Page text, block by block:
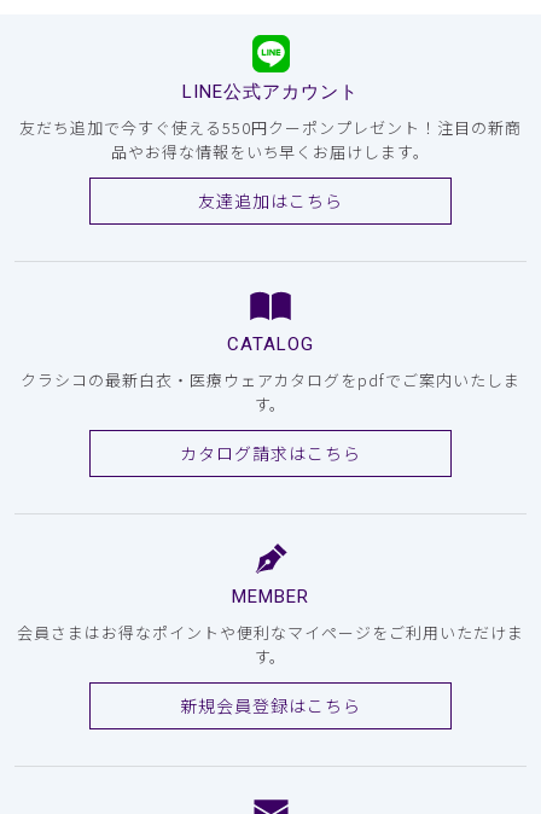
LINE公式アカウント
友だち追加で今すぐ使える550円クーポンプレゼント！注目の新商
品やお得な情報をいち早くお届けします。
友達追加はこちら
CATALOG
クラシコの最新白衣・医療ウェアカタログをpdfでご案内いたしま
す。
カタログ請求はこちら
MEMBER
会員さまはお得なポイントや便利なマイページをご利用いただけま
す。
新規会員登録はこちら